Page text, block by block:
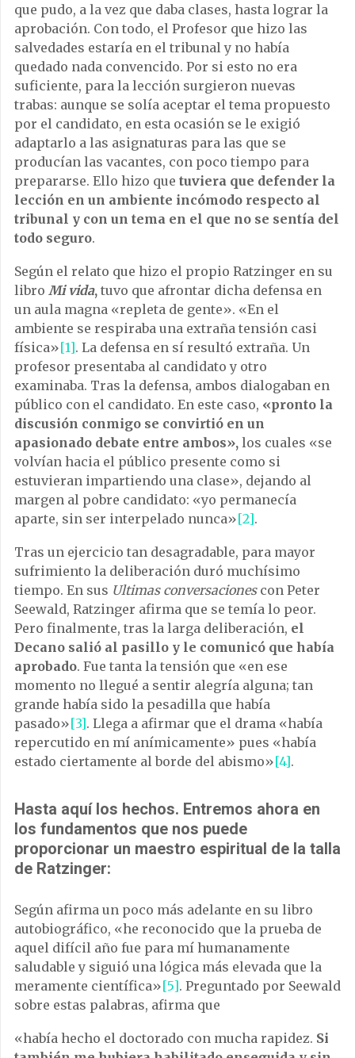
que pudo, a la vez que daba clases, hasta lograr la
aprobación. Con todo, el Profesor que hizo las
salvedades estaría en el tribunal y no había
quedado nada convencido. Por si esto no era
suficiente, para la lección surgieron nuevas
trabas: aunque se solía aceptar el tema propuesto
por el candidato, en esta ocasión se le exigió
adaptarlo a las asignaturas para las que se
producían las vacantes, con poco tiempo para
prepararse. Ello hizo que tuviera que defender la
lección en un ambiente incómodo respecto al
tribunal y con un tema en el que no se sentía del
todo seguro.
Según el relato que hizo el propio Ratzinger en su
libro Mi vida, tuvo que afrontar dicha defensa en
un aula magna «repleta de gente». «En el
ambiente se respiraba una extraña tensión casi
física»[1]. La defensa en sí resultó extraña. Un
profesor presentaba al candidato y otro
examinaba. Tras la defensa, ambos dialogaban en
público con el candidato. En este caso, «pronto la
discusión conmigo se convirtió en un
apasionado debate entre ambos», los cuales «se
volvían hacia el público presente como si
estuvieran impartiendo una clase», dejando al
margen al pobre candidato: «yo permanecía
aparte, sin ser interpelado nunca»[2].
Tras un ejercicio tan desagradable, para mayor
sufrimiento la deliberación duró muchísimo
tiempo. En sus Ultimas conversacionescon Peter
Seewald, Ratzinger afirma que se temía lo peor.
Pero finalmente, tras la larga deliberación, el
Decano salió al pasillo y le comunicó que había
aprobado. Fue tanta la tensión que «en ese
momento no llegué a sentir alegría alguna; tan
grande había sido la pesadilla que había
pasado»[3]. Llega a afirmar que el drama «había
repercutido en mí anímicamente» pues «había
estado ciertamente al borde del abismo»[4].
Hasta aquí los hechos. Entremos ahora en
los fundamentos que nos puede
proporcionar un maestro espiritual de la talla
de Ratzinger:
Según afirma un poco más adelante en su libro
autobiográfico, «he reconocido que la prueba de
aquel difícil año fue para mí humanamente
saludable y siguió una lógica más elevada que la
meramente científica»[5]. Preguntado por Seewald
sobre estas palabras, afirma que
«había hecho el doctorado con mucha rapidez. Si